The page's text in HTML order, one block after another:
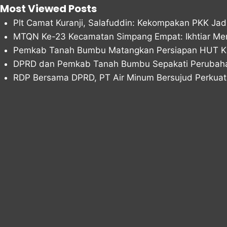
Most Viewed Posts
Plt Camat Kuranji, Salafuddin: Kekompakan PKK
MTQN Ke-23 Kecamatan Simpang Empat: Ikhtiar
Pemkab Tanah Bumbu Matangkan Persiapan HUT
DPRD dan Pemkab Tanah Bumbu Sepakati
RDP Bersama DPRD, PT Air Minum Bersujud